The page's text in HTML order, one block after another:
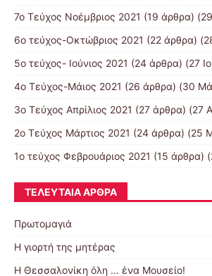
7o Τεύχος Νοέμβριος 2021 (19 άρθρα)
6ο τεύχος-Οκτώβριος 2021 (22 άρθρα)
5ο τεύχος- Ιούνιος 2021 (24 άρθρα) (27
4o Tεύχος-Μάιος 2021 (26 άρθρα) (30
3ο Τεύχος Απρίλιος 2021 (27 άρθρα) (27
2o Tεύχος Μάρτιος 2021 (24 άρθρα) (25
1ο τεύχος Φεβρουάριος 2021 (15 άρθρα)
ΤΕΛΕΥΤΑΊΑ ΆΡΘΡΑ
Πρωτομαγιά
Η γιορτή της μητέρας
Η Θεσσαλονίκη όλη … ένα Μουσείο!